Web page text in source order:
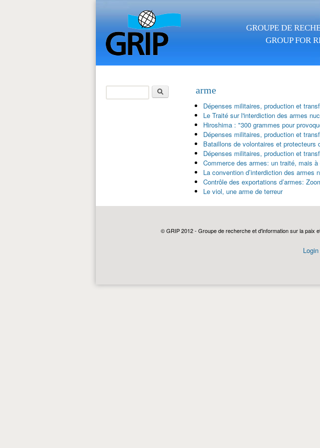
GROUPE DE
GROUP FOR
arme
Dépenses militaires, production et
Le Traité sur l'interdiction des armes
Hiroshima : "300 grammes pour
Dépenses militaires, production et
Bataillons de volontaires et
Dépenses militaires, production et
Commerce des armes: un traité, mais
La convention d’interdiction des armes
Contrôle des exportations d’armes:
Le viol, une arme de terreur
Search form
© GRIP 2012 - Groupe de recherche et d'information sur la paix
Login